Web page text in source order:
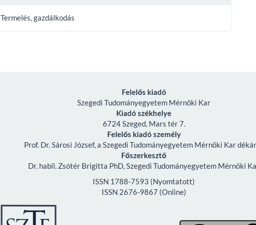
Termelés, gazdálkodás
Felelős kiadó
Szegedi Tudományegyetem Mérnöki Kar
Kiadó székhelye
6724 Szeged, Mars tér 7.
Felelős kiadó személy
Prof. Dr. Sárosi József, a Szegedi Tudományegyetem Mérnöki Kar
Főszerkesztő
Dr. habil. Zsótér Brigitta PhD, Szegedi Tudományegyetem Mérnöki
ISSN 1788-7593 (Nyomtatott)
ISSN 2676-9867 (Online)